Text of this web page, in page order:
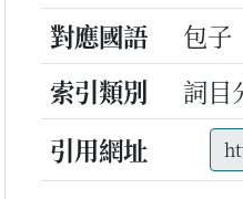
對應國語
包子
索引類別
詞目
引用網址